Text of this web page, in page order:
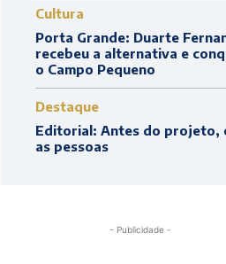
Cultura
Porta Grande: Duarte
recebeu a alternativa e
o Campo Pequeno
Destaque
Editorial: Antes do projeto,
as pessoas
- Publicidade -